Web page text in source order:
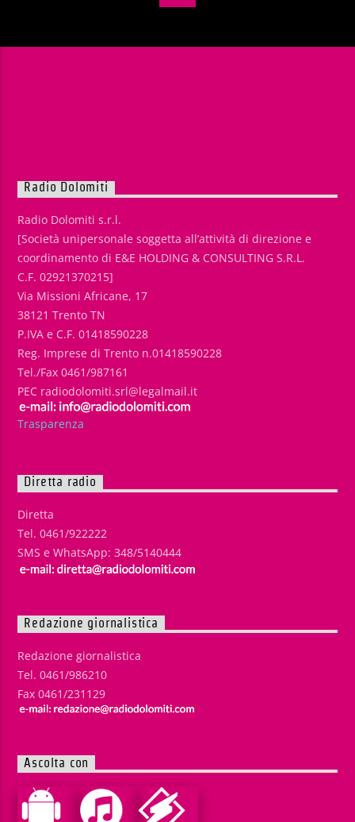
Radio Dolomiti
Radio Dolomiti s.r.l.
[Società unipersonale soggetta all’attività di direzione e
coordinamento di E&E HOLDING & CONSULTING S.R.L.
C.F. 02921370215]
Via Missioni Africane, 17
38121 Trento TN
P.IVA e C.F. 01418590228
Reg. Imprese di Trento n.01418590228
Tel./Fax 0461/987161
PEC radiodolomiti.srl@legalmail.it
Trasparenza
Diretta radio
Diretta
Tel. 0461/922222
SMS e WhatsApp: 348/5140444
Redazione giornalistica
Redazione giornalistica
Tel. 0461/986210
Fax 0461/231129
Ascolta con